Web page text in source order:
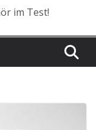
im Test!